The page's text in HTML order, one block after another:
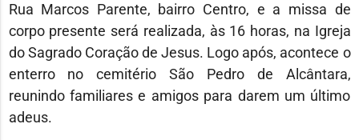
Rua Marcos Parente, bairro Centro, e a missa de
corpo presente será realizada, às 16 horas, na Igreja
do Sagrado Coração de Jesus. Logo após, acontece o
enterro no cemitério São Pedro de Alcântara,
reunindo familiares e amigos para darem um último
adeus.